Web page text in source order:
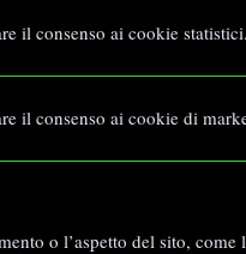
il consenso ai cookie
il consenso ai cookie di
o l’aspetto del sito,